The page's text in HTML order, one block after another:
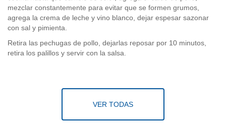
mezclar constantemente para evitar que se formen grumos,
agrega la crema de leche y vino blanco, dejar espesar sazonar
con sal y pimienta.
Retira las pechugas de pollo, dejarlas reposar por 10 minutos,
retira los palillos y servir con la salsa.
VER TODAS